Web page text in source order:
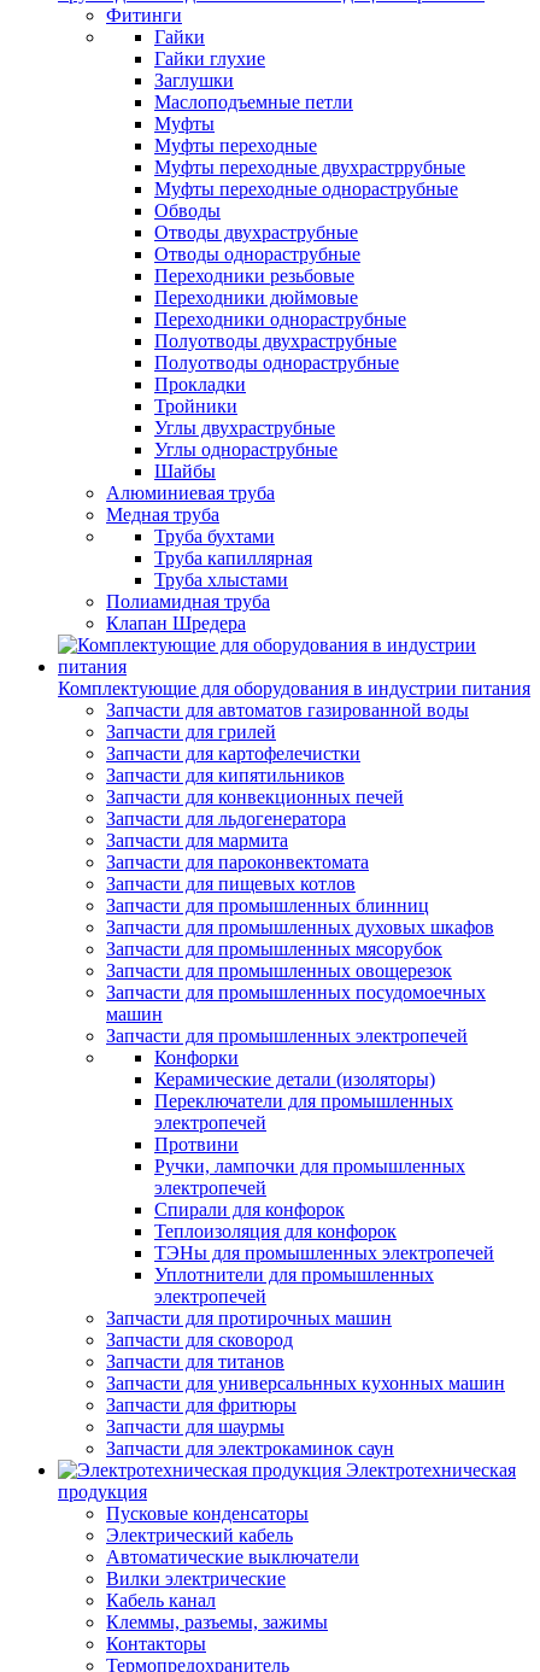
Фитинги
Гайки
Гайки глухие
Заглушки
Маслоподъемные петли
Муфты
Муфты переходные
Муфты переходные двухрастррубные
Муфты переходные однораструбные
Обводы
Отводы двухраструбные
Отводы однораструбные
Переходники резьбовые
Переходники дюймовые
Переходники однораструбные
Полуотводы двухраструбные
Полуотводы однораструбные
Прокладки
Тройники
Углы двухраструбные
Углы однораструбные
Шайбы
Алюминиевая труба
Медная труба
Труба бухтами
Труба капиллярная
Труба хлыстами
Полиамидная труба
Клапан Шредера
Комплектующие для оборудования в индустрии питания
Запчасти для автоматов газированной воды
Запчасти для грилей
Запчасти для картофелечистки
Запчасти для кипятильников
Запчасти для конвекционных печей
Запчасти для льдогенератора
Запчасти для мармита
Запчасти для пароконвектомата
Запчасти для пищевых котлов
Запчасти для промышленных блинниц
Запчасти для промышленных духовых шкафов
Запчасти для промышленных мясорубок
Запчасти для промышленных овощерезок
Запчасти для промышленных посудомоечных
машин
Запчасти для промышленных электропечей
Конфорки
Керамические детали (изоляторы)
Переключатели для промышленных
электропечей
Протвини
Ручки, лампочки для промышленных
электропечей
Спирали для конфорок
Теплоизоляция для конфорок
ТЭНы для промышленных электропечей
Уплотнители для промышленных
электропечей
Запчасти для протирочных машин
Запчасти для сковород
Запчасти для титанов
Запчасти для универсальнных кухонных машин
Запчасти для фритюры
Запчасти для шаурмы
Запчасти для электрокаминок саун
Электротехническая
продукция
Пусковые конденсаторы
Электрический кабель
Автоматические выключатели
Вилки электрические
Кабель канал
Клеммы, разъемы, зажимы
Контакторы
Термопредохранитель